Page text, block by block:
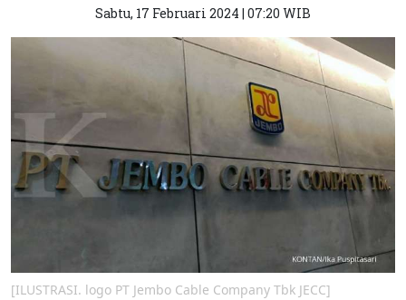
Sabtu, 17 Februari 2024 | 07:20 WIB
[ILUSTRASI. logo PT Jembo Cable Company Tbk JECC]